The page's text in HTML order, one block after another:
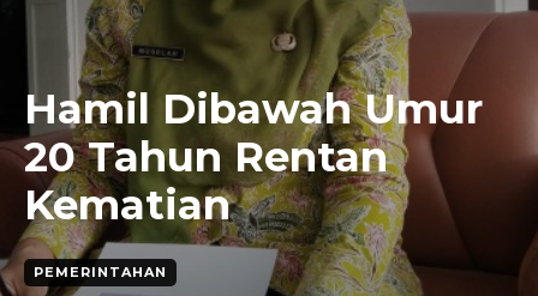
Hamil Dibawah Umur
20 Tahun Rentan
Kematian
PEMERINTAHAN